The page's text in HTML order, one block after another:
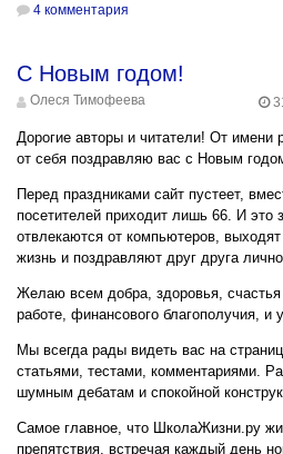
4 комментария
С Новым годом!
Олеся Тимофеева
Дорогие авторы и читатели! От имени
от себя поздравляю вас с Новым
Перед праздниками сайт пустеет,
посетителей приходит лишь 66. И это
отвлекаются от компьютеров,
жизнь и поздравляют друг друга
Желаю всем добра, здоровья,
работе, финансового благополучия, и
Мы всегда рады видеть вас на
статьями, тестами, комментариями.
шумным дебатам и спокойной
Самое главное, что ШколаЖизни.ру
препятствия, встречая каждый день